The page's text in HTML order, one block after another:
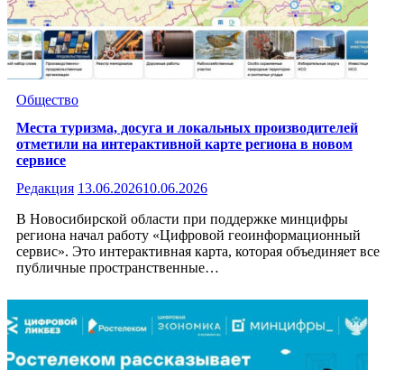
Общество
Места туризма, досуга и локальных производителей
отметили на интерактивной карте региона в новом
сервисе
Редакция 13.06.202610.06.2026
В Новосибирской области при поддержке минцифры
региона начал работу «Цифровой геоинформационный
сервис». Это интерактивная карта, которая объединяет все
публичные пространственные…